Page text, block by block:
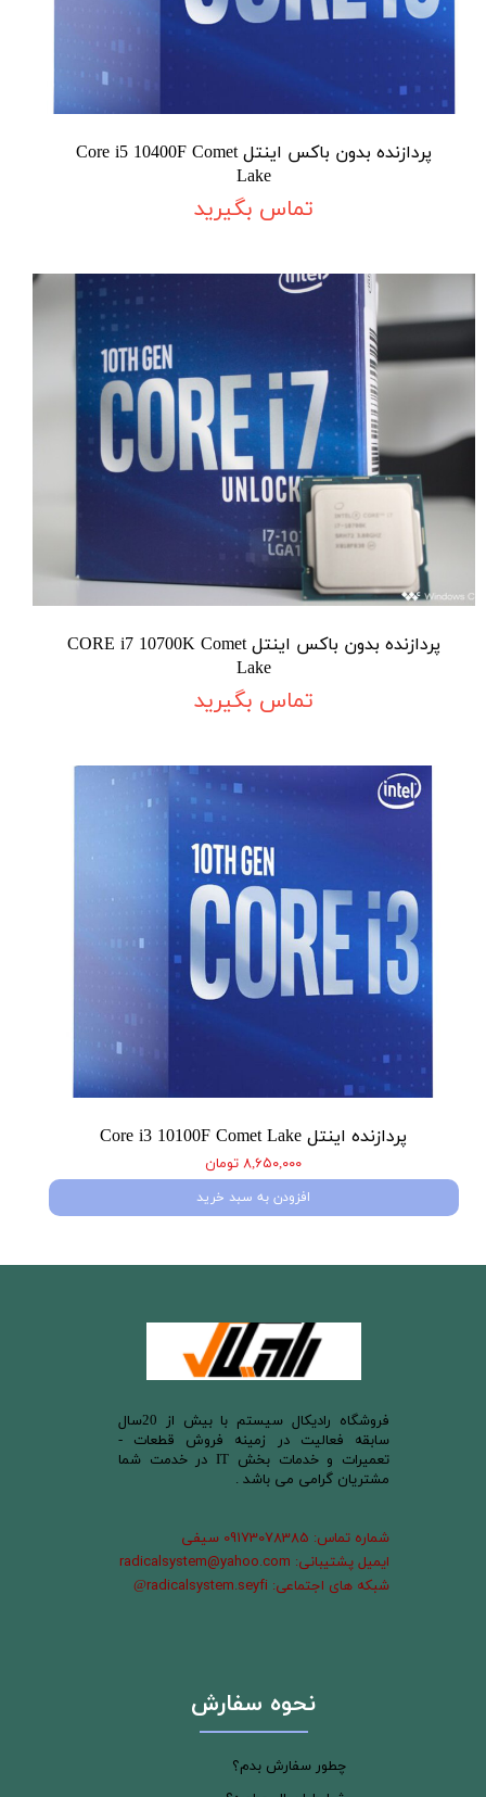
پردازنده بدون باکس اینتل Core i5 10400F Comet
Lake
تماس بگیرید
پردازنده بدون باکس اینتل CORE i7 10700K Comet
Lake
تماس بگیرید
پردازنده اینتل Core i3 10100F Comet Lake
۸,۶۵۰,۰۰۰ تومان
افزودن به سبد خرید
​فروشگاه رادیکال سیستم با بیش از 20سال
سابقه فعالیت در زمینه فروش قطعات -
تعمیرات و خدمات بخش IT در خدمت شما
مشتریان گرامی می باشد .
شماره تماس: 09173078385 سیفی
ایمیل پشتیبانی: radicalsystem@yahoo.com
شبکه های اجتماعی: radicalsystem.seyfi
@
نحوه سفارش
چطور سفارش بدم؟